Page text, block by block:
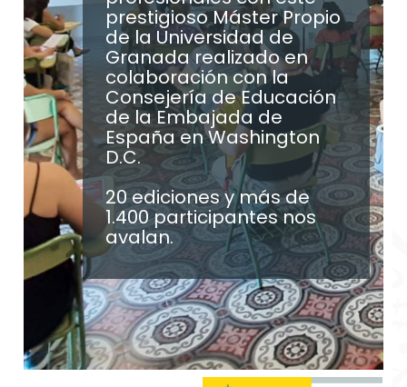
prestigioso Máster Propio
de la Universidad de
Granada realizado en
colaboración con la
Consejería de Educación
de la Embajada de
España en Washington
D.C.
20 ediciones y más de
1.400 participantes nos
avalan.